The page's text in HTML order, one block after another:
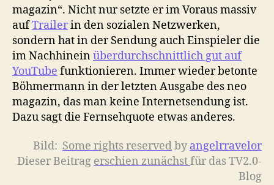
magazin“. Nicht nur setzte er im Voraus massiv
aufTrailerin den sozialen Netzwerken,
sondern hat in der Sendung auch Einspieler die
im Nachhineinüberdurchschnittlich gut auf
YouTube funktionieren. Immer wieder betonte
Böhmermann in der letzten Ausgabe des neo
magazin, das man keine Internetsendung ist.
Dazu sagt die Fernsehquote etwas anderes.
Bild: Some rights reservedby angelrravelor
Dieser Beitrag erschien zunächstfür das TV2.0-
Blog